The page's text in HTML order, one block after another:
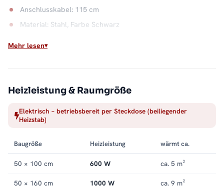
Anschlusskabel: 115 cm
Material: Stahl, Farbe Schwarz
liegt, genügt diesem Badheizkörper eine Stromquelle.
Größen und Ausführungen finden Sie in der Kategorie
Handtuchheizkörper elektrisch
Mehr lesen
Heizleistung & Raumgröße
Elektrisch – betriebsbereit per Steckdose (beiliegender
Heizstab)
Baugröße Heizleistung wärmt ca.
50 × 100 cm 600 W ca. 5 m²
50 × 160 cm 1000 W ca. 9 m²